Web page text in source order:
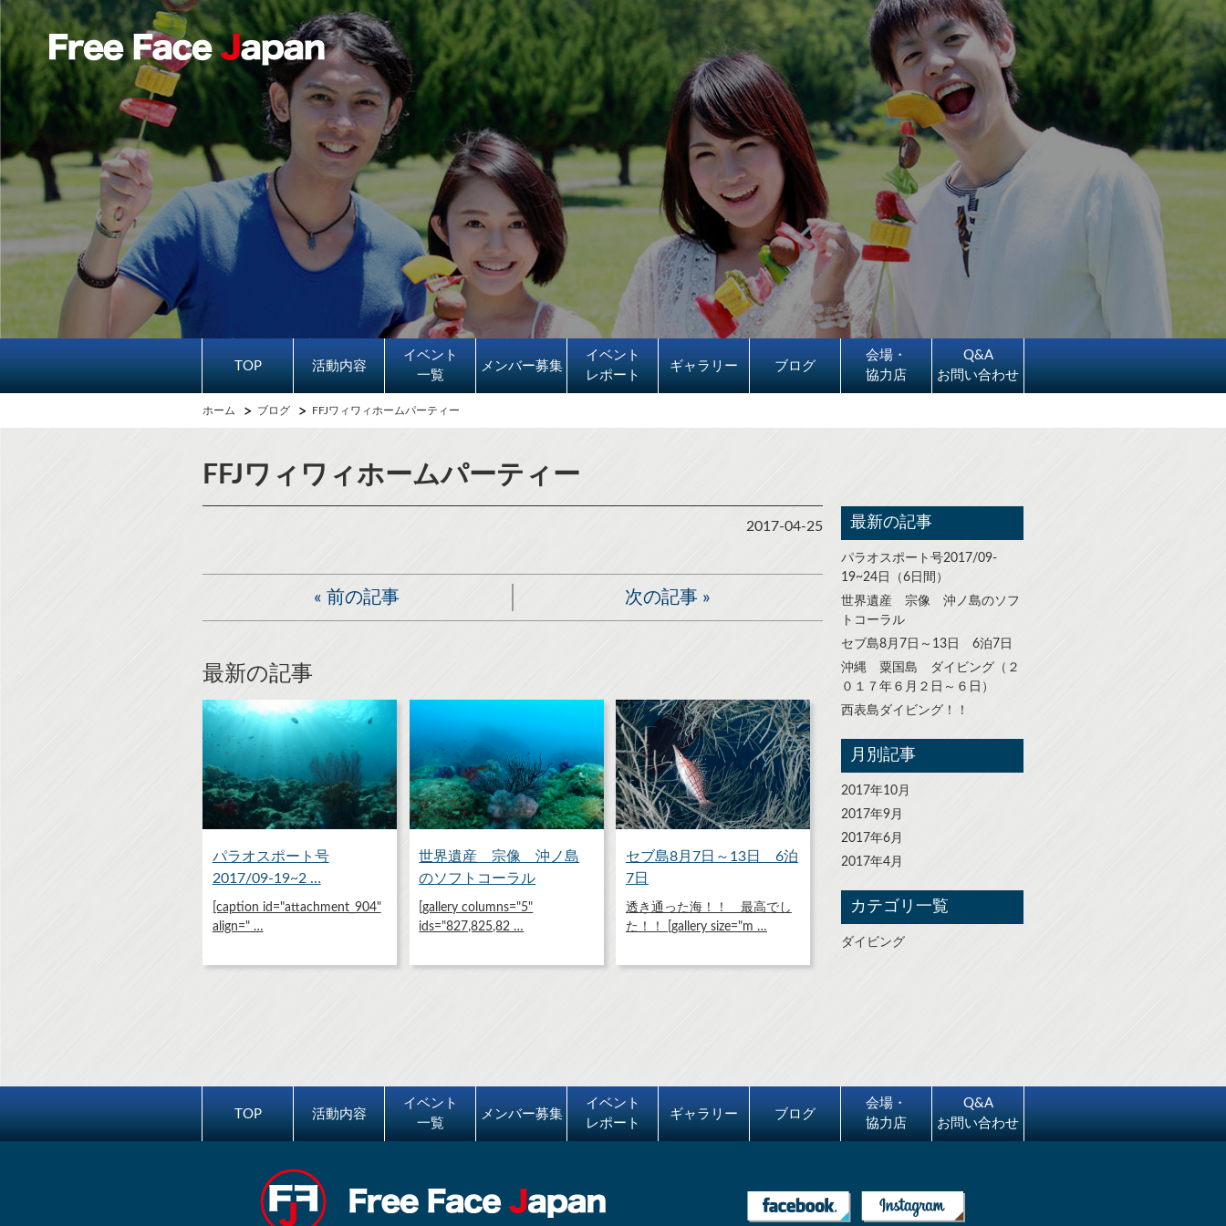
TOP 活動内容
イベント
一覧
メンバー募集
イベント
レポート
ギャラリー ブログ
会場・
協力店
Q&A
お問い合わせ
ホーム ブログ FFJワィワィホームパーティー
FFJワィワィホームパーティー
2017-04-25
«前の記事 次の記事 »
最新の記事
パラオスポート号
2017/09-19~2 …
[caption id="attachment_904"
align=" …
世界遺産 宗像 沖ノ島
のソフトコーラル
[gallery columns="5"
ids="827,825,82 …
セブ島8月7日～13日 6泊
7日
透き通った海！！ 最高でし
た！！ [gallery size="m …
最新の記事
パラオスポート号2017/09-
19~24日（6日間）
世界遺産 宗像 沖ノ島のソフ
トコーラル
セブ島8月7日～13日 6泊7日
沖縄 粟国島 ダイビング（２
０１７年６月２日～６日）
西表島ダイビング！！
月別記事
2017年10月
2017年9月
2017年6月
2017年4月
カテゴリ一覧
ダイビング
TOP 活動内容
イベント
一覧
メンバー募集
イベント
レポート
ギャラリー ブログ
会場・
協力店
Q&A
お問い合わせ